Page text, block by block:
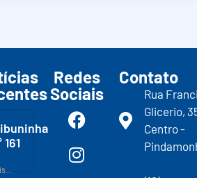
161
Redes
Sociais
Contato
Rua
Glicerio,
Centro -